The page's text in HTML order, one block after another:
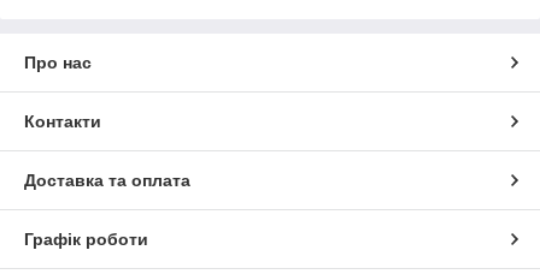
Про нас
Контакти
Доставка та оплата
Графік роботи